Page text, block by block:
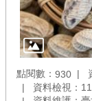
點閱數： 930
資料檢視：